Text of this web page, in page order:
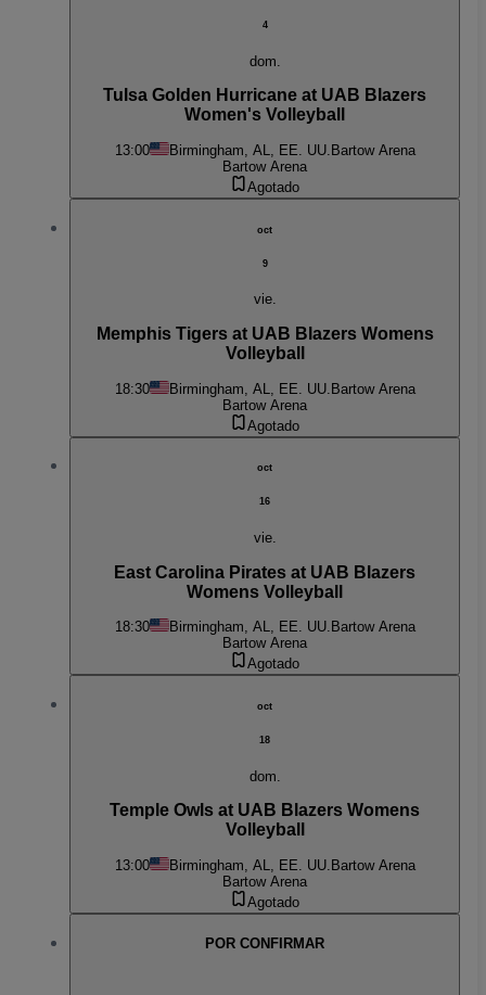
4
dom.
Tulsa Golden Hurricane at UAB Blazers
Women's Volleyball
13:00 Birmingham, AL, EE. UU. Bartow Arena
Bartow Arena
Agotado
oct
9
vie.
Memphis Tigers at UAB Blazers Womens
Volleyball
18:30 Birmingham, AL, EE. UU. Bartow Arena
Bartow Arena
Agotado
oct
16
vie.
East Carolina Pirates at UAB Blazers
Womens Volleyball
18:30 Birmingham, AL, EE. UU. Bartow Arena
Bartow Arena
Agotado
oct
18
dom.
Temple Owls at UAB Blazers Womens
Volleyball
13:00 Birmingham, AL, EE. UU. Bartow Arena
Bartow Arena
Agotado
POR CONFIRMAR